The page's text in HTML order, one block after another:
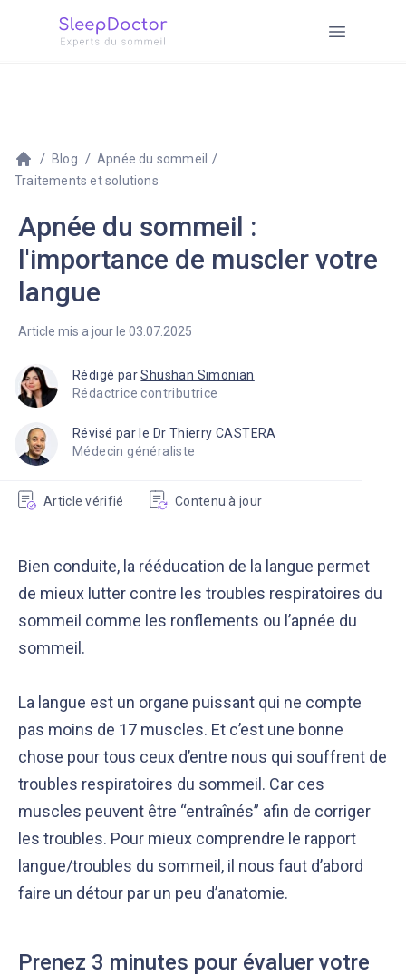
Blog
Apnée du sommeil
Traitements et solutions
Apnée du sommeil :
l'importance de muscler votre
langue
Article mis a jour le 03.07.2025
Rédigé parShushan Simonian
Article vérifié Contenu à jour
Rédactrice contributrice
Révisé par le Dr Thierry CASTERA
Médecin généraliste
Bien conduite, la rééducation de la langue permet
de mieux lutter contre les troubles respiratoires du
sommeil comme les ronflements ou l’apnée du
sommeil.
La langue est un organe puissant qui ne compte
pas moins de 17 muscles. Et c’est une bonne
chose pour tous ceux d’entre nous qui souffrent de
troubles respiratoires du sommeil. Car ces
muscles peuvent être “entraînés” afin de corriger
les troubles. Pour mieux comprendre le rapport
langue/troubles du sommeil, il nous faut d’abord
faire un détour par un peu d’anatomie.
Prenez 3 minutes pour évaluer votre